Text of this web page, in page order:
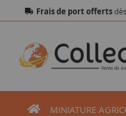
Frais de port offerts
MINIATURE